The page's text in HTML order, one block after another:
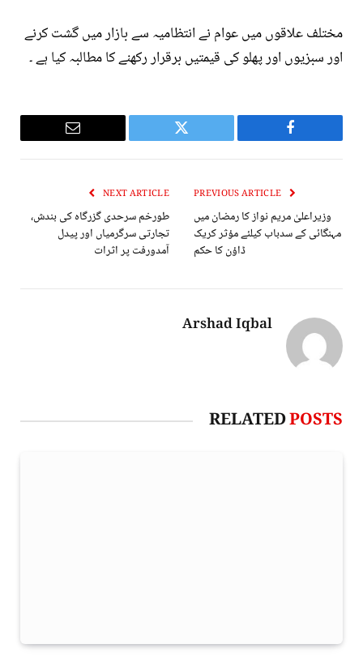
مختلف علاقوں میں عوام نے انتظامیہ سے بازار میں گشت کرنے
اور سبزیوں اور پھلو کی قیمتیں برقرار رکھنے کا مطالبہ کیا ہے ۔
Facebook
Twitter
Email
وزیراعلیٰ مریم نواز کا رمضان میں
مہنگائی کے سدباب کیلئے مؤثر کریک
ڈاؤن کا حکم
NEXT ARTICLE
طورخم سرحدی گزرگاہ کی بندش،
تجارتی سرگرمیاں اور پیدل
آمدورفت پر اثرات
Arshad Iqbal
RELATEDPOSTS